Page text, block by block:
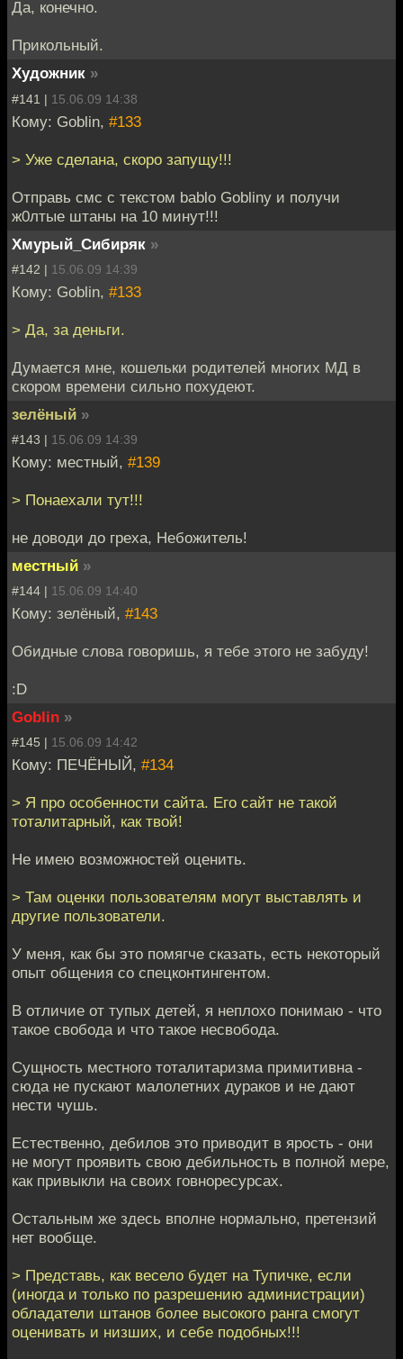
Да, конечно.
Прикольный.
Художник »
#141 | 15.06.09 14:38
Кому: Goblin, #133
> Уже сделана, скоро запущу!!!
Отправь смс с текстом bablo Gobliny и получи
ж0лтые штаны на 10 минут!!!
Хмурый_Сибиряк »
#142 | 15.06.09 14:39
Кому: Goblin, #133
> Да, за деньги.
Думается мне, кошельки родителей многих МД в
скором времени сильно похудеют.
зелёный »
#143 | 15.06.09 14:39
Кому: местный, #139
> Понаехали тут!!!
не доводи до греха, Небожитель!
местный »
#144 | 15.06.09 14:40
Кому: зелёный, #143
Обидные слова говоришь, я тебе этого не забуду!
:D
Goblin »
#145 | 15.06.09 14:42
Кому: ПЕЧЁНЫЙ, #134
> Я про особенности сайта. Его сайт не такой
тоталитарный, как твой!
Не имею возможностей оценить.
> Там оценки пользователям могут выставлять и
другие пользователи.
У меня, как бы это помягче сказать, есть некоторый
опыт общения со спецконтингентом.
В отличие от тупых детей, я неплохо понимаю - что
такое свобода и что такое несвобода.
Сущность местного тоталитаризма примитивна -
сюда не пускают малолетних дураков и не дают
нести чушь.
Естественно, дебилов это приводит в ярость - они
не могут проявить свою дебильность в полной мере,
как привыкли на своих говноресурсах.
Остальным же здесь вполне нормально, претензий
нет вообще.
> Представь, как весело будет на Тупичке, если
(иногда и только по разрешению администрации)
обладатели штанов более высокого ранга смогут
оценивать и низших, и себе подобных!!!